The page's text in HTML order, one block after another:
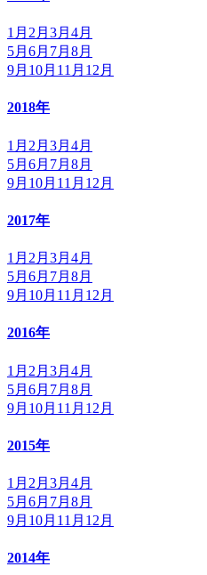
1月 2月 3月 4月
5月 6月 7月 8月
9月 10月 11月 12月
2018年
1月 2月 3月 4月
5月 6月 7月 8月
9月 10月 11月 12月
2017年
1月 2月 3月 4月
5月 6月 7月 8月
9月 10月 11月 12月
2016年
1月 2月 3月 4月
5月 6月 7月 8月
9月 10月 11月 12月
2015年
1月 2月 3月 4月
5月 6月 7月 8月
9月 10月 11月 12月
2014年